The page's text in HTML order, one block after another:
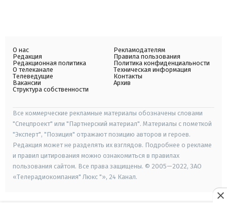
О нас
Редакция
Редакционная политика
О телеканале
Телеведущие
Вакансии
Структура собственности
Рекламодателям
Правила пользования
Политика конфиденциальности
Техническая информация
Контакты
Архив
Все коммерческие рекламные материалы обозначены словами
"Спецпроект" или "Партнерский материал". Материалы с пометкой
"Эксперт", "Позиция" отражают позицию авторов и героев.
Редакция может не разделять их взглядов. Подробнее о рекламе
и правил цитирования можно ознакомиться в правилах
пользования сайтом. Все права защищены. © 2005—2022, ЗАО
«Телерадиокомпания" Люкс "», 24 Канал.